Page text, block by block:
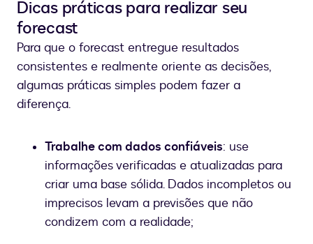
Dicas práticas para realizar seu
forecast
Para que o forecast entregue resultados
consistentes e realmente oriente as decisões,
algumas práticas simples podem fazer a
diferença.
Trabalhe com dados confiáveis: use
informações verificadas e atualizadas para
criar uma base sólida. Dados incompletos ou
imprecisos levam a previsões que não
condizem com a realidade;